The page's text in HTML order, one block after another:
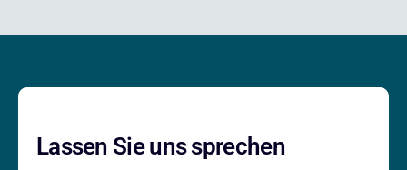
Lassen Sie uns sprechen